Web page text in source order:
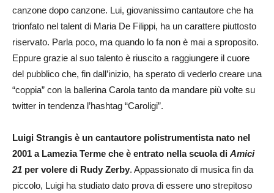
canzone dopo canzone. Lui, giovanissimo cantautore che ha
trionfato nel talent di Maria De Filippi, ha un carattere piuttosto
riservato. Parla poco, ma quando lo fa non è mai a sproposito.
Eppure grazie al suo talento è riuscito a raggiungere il cuore
del pubblico che, fin dall’inizio, ha sperato di vederlo creare una
“coppia” con la ballerina Carola tanto da mandare più volte su
twitter in tendenza l’hashtag “Caroligi”.
Luigi Strangis è un cantautore polistrumentista nato nel
2001 a Lamezia Terme che è entrato nella scuola di Amici
21 per volere di Rudy Zerby. Appassionato di musica fin da
piccolo, Luigi ha studiato dato prova di essere uno strepitoso